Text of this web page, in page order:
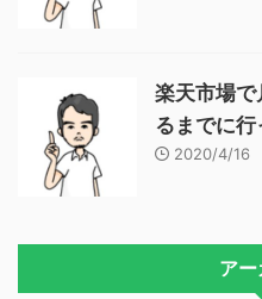
楽天市場
るまでに行
2020/4/16
アー